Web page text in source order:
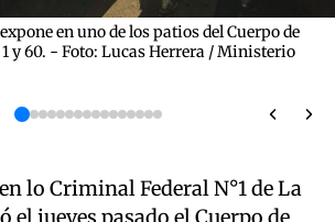
en uno de los patios del Cuerpo de
y 60. - Foto: Lucas Herrera / Ministerio
lo Criminal Federal N°1 de La